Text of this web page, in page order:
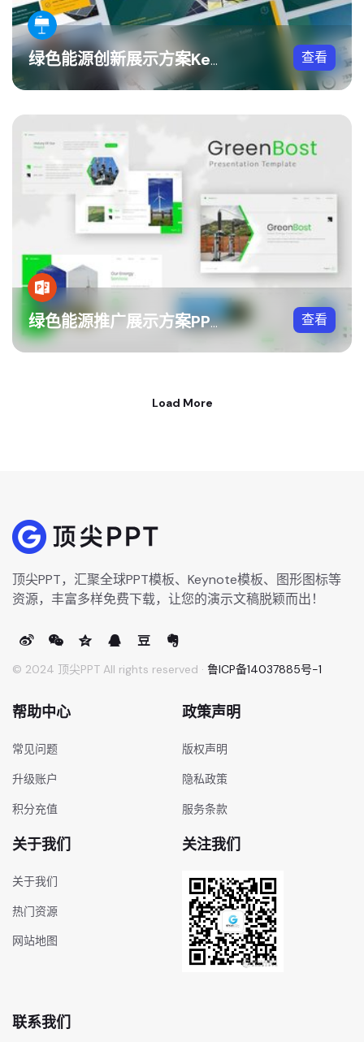
绿色能源创新展示方案Keynote模板 查看
绿色能源推广展示方案PPT模板 查看
Load More
顶尖PPT，汇聚全球PPT模板、Keynote模板、图形图标等
资源，丰富多样免费下载，让您的演示文稿脱颖而出！
© 2024 顶尖PPT All rights reserved · 鲁ICP备14037885号-1
帮助中心
常见问题
升级账户
积分充值
政策声明
版权声明
隐私政策
服务条款
关于我们
关于我们
热门资源
网站地图
关注我们
联系我们